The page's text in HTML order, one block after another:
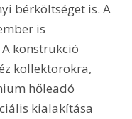
bérköltséget is. A
is
konstrukció
kollektorokra,
hőleadó
kialakítása